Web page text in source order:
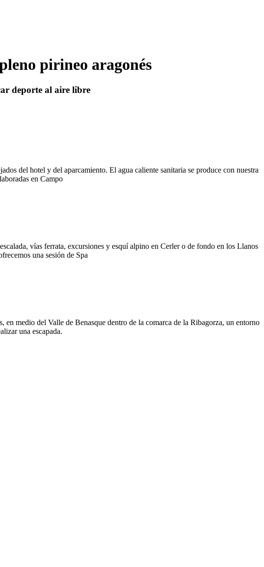
pirineo aragonés
deporte al aire libre
del hotel y del aparcamiento. El agua caliente sanitaria se produce con nuestra
en Campo
vías ferrata, excursiones y esquí alpino en Cerler o de fondo en los Llanos
una sesión de Spa
medio del Valle de Benasque dentro de la comarca de la Ribagorza, un entorno
una escapada.